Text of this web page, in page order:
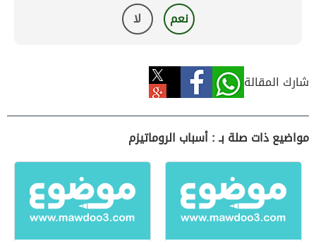
نعم لا
شارك المقالة
مواضيع ذات صلة بـ : أسباب الروماتيزم